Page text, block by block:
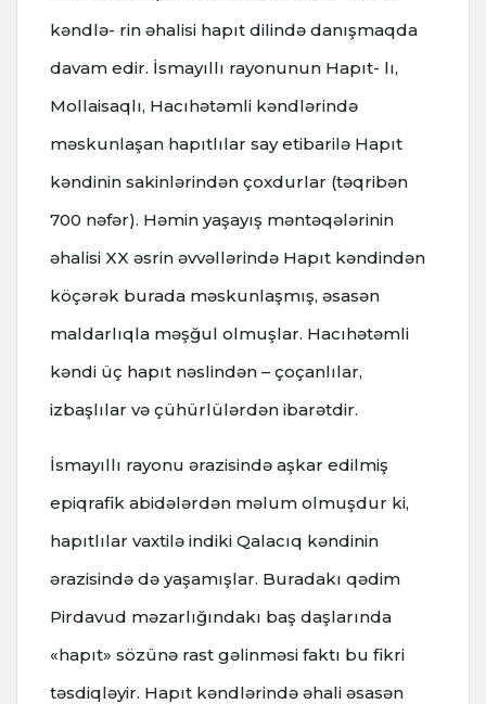
kəndlə- rin əhalisi hapıt dilində danışmaqda
davam edir. İsmayıllı rayonunun Hapıt- lı,
Mollaisaqlı, Hacıhətəmli kəndlərində
məskunlaşan hapıtlılar say etibarilə Hapıt
kəndinin sakinlərindən çoxdurlar (təqribən
700 nəfər). Həmin yaşayış məntəqələrinin
əhalisi XX əsrin əvvəllərində Hapıt kəndindən
köçərək burada məskunlaşmış, əsasən
maldarlıqla məşğul olmuşlar. Hacıhətəmli
kəndi üç hapıt nəslindən – çoçanlılar,
izbaşlılar və çühürlülərdən ibarətdir.
İsmayıllı rayonu ərazisində aşkar edilmiş
epiqrafik abidələrdən məlum olmuşdur ki,
hapıtlılar vaxtilə indiki Qalacıq kəndinin
ərazisində də yaşamışlar. Buradakı qədim
Pirdavud məzarlığındakı baş daşlarında
«hapıt» sözünə rast gəlinməsi faktı bu fikri
təsdiqləyir. Hapıt kəndlərində əhali əsasən